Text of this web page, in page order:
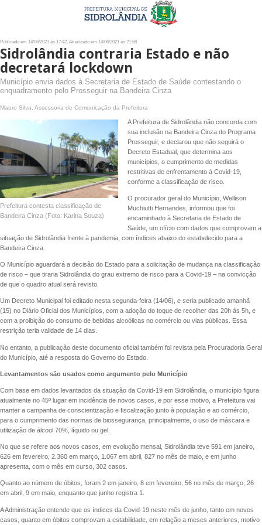
Publicado em 14/06/2021 às 17:42, Atualizado em 14/06/2021 às 21:58
Sidrolândia contraria Estado e não
decretará lockdown
Município envia dados à Secretaria de Estado de Saúde contestando o
enquadramento pelo Prosseguir na Bandeira Cinza
Mauro Silva, Assessoria de Comunicação da Prefeitura
Prefeitura contesta classificação de
Bandeira Cinza (Foto: Karina Souza)
A Prefeitura de Sidrolândia não concorda com
sua inclusão na Bandeira Cinza do Programa
Prosseguir, e declarou que não seguirá o
Decreto Estadual, que determina aos
municípios, o cumprimento de medidas
restritivas de enfrentamento à Covid-19,
conforme a classificação de risco.
O procurador geral do Município, Wellison
Muchiutti Hernandes, informou que foi
encaminhado à Secretaria de Estado de
Saúde, um ofício com dados que comprovam a
situação de Sidrolândia frente à pandemia, com índices abaixo do estabelecido para a
Bandeira Cinza.
O Município aguardará a decisão do Estado para a solicitação de mudança na classificação
de risco – que tiraria Sidrolândia do grau extremo de risco para a Covid-19 – na convicção
de que o quadro atual será revisto.
Um Decreto Municipal foi editado nesta segunda-feira (14/06), e seria publicado amanhã
(15) no Diário Oficial dos Municípios, com a adoção do toque de recolher das 20h às 5h, e
com a proibição do consumo de bebidas alcoólicas no comércio ou vias públicas. Essa
restrição teria validade de 14 dias.
No entanto, a publicação deste documento oficial também foi revista pela Procuradoria Geral
do Município, até a resposta do Governo do Estado.
Levantamentos são usados como argumento pelo Município
Com base em dados levantados da situação da Covid-19 em Sidrolândia, o município figura
atualmente no 45º lugar em incidência de novos casos, e por esse motivo, a Prefeitura vai
manter a campanha de conscientização e fiscalização junto à população e ao comércio,
para o cumprimento das normas de biossegurança, principalmente, o uso de máscara e
utilização de álcool 70%, líquido ou gel.
No que se refere aos novos casos, em evolução mensal, Sidrolândia teve 591 em janeiro,
626 em fevereiro, 2.360 em março, 1.067 em abril, 827 no mês de maio, e em junho
apresenta, com o mês em curso, 302 casos.
Quanto ao número de óbitos, foram 2 em janeiro, 8 em fevereiro, 56 no mês de março, 26
em abril, 9 em maio, enquanto que junho registra 1.
A Administração entende que os índices da Covid-19 neste mês de junho, tanto em novos
casos, quanto em óbitos comprovam a estabilidade, em relação a meses anteriores, motivo